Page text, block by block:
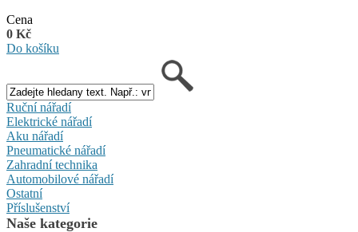
Cena
0 Kč
Do košíku
Ruční nářadí
Elektrické nářadí
Aku nářadí
Pneumatické nářadí
Zahradní technika
Automobilové nářadí
Ostatní
Příslušenství
Naše kategorie